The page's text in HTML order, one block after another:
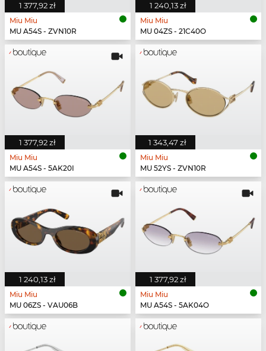
1 377,92 zł
Miu Miu
MU A54S - ZVN10R
1 240,13 zł
Miu Miu
MU 04ZS - 21C40O
1 377,92 zł
Miu Miu
MU A54S - 5AK20I
1 343,47 zł
Miu Miu
MU 52YS - ZVN10R
1 240,13 zł
Miu Miu
MU 06ZS - VAU06B
1 377,92 zł
Miu Miu
MU A54S - 5AK04O